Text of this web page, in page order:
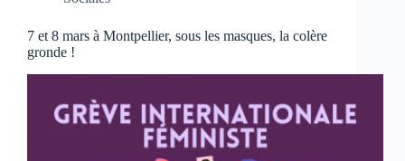
7 et 8 mars à Montpellier, sous les masques, la colère
gronde !